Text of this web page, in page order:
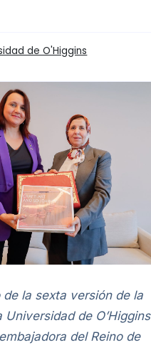
de O'Higgins
de la sexta versión de la
de O’Higgins
del Reino de